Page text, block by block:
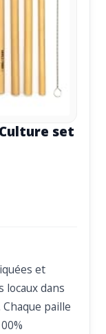
set
et
locaux dans
paille